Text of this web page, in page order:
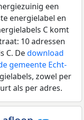
een
energielabel en
C komt
10 adressen
C. Dedownload
gemeente Echt-
zowel per
als per adres.